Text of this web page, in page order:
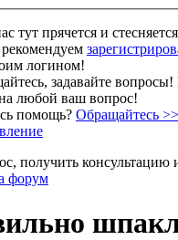
тут прячется и
логином!
задавайте
любой ваш вопрос!
помощь? Обращайтесь >>
получить консультацию
форум